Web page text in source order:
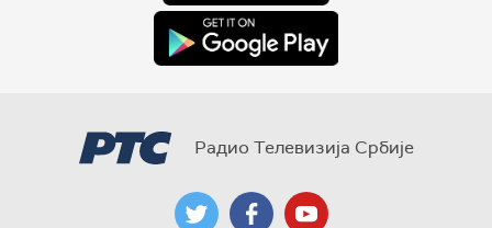
Радио Телевизија Србије